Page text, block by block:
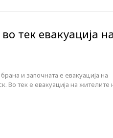
тек евакуација
и започната е евакуација на
Во тек е евакуација на жителите